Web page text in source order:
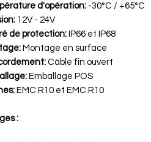
d'opération: -30°C / +65°C
12V - 24V
de protection: IP66 et IP68
Montage en surface
Câble fin ouvert
Emballage POS
EMC R10 et EMC R10
: